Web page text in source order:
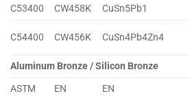
C53400 CW458K CuSn5Pb1
C54400 CW456K CuSn4Pb4Zn4
Aluminum Bronze / Silicon Bronze
ASTM
EN EN